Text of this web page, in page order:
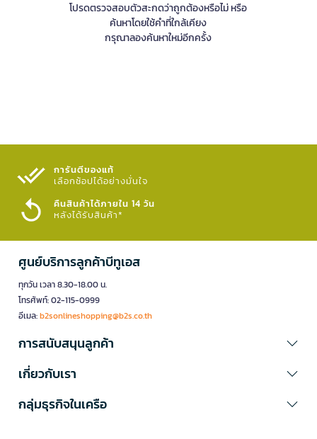
โปรดตรวจสอบตัวสะกดว่าถูกต้องหรือไม่ หรือ
ค้นหาโดยใช้คำที่ใกล้เคียง
กรุณาลองค้นหาใหม่อีกครั้ง
การันตีของแท้
เลือกช้อปได้อย่างมั่นใจ​
คืนสินค้าได้ภายใน 14 วัน
หลังได้รับสินค้า*
ศูนย์บริการลูกค้าบีทูเอส
ทุกวัน เวลา 8.30-18.00 น.
โทรศัพท์: 02-115-0999
อีเมล:b2sonlineshopping@b2s.co.th
การสนับสนุนลูกค้า
เกี่ยวกับเรา
กลุ่มธุรกิจในเครือ